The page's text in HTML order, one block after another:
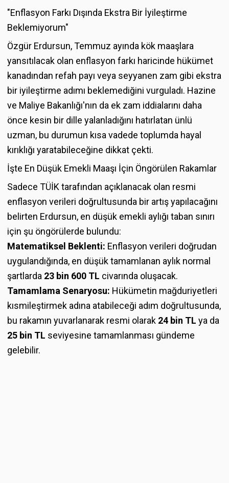
"Enflasyon Farkı Dışında Ekstra Bir İyileştirme
Beklemiyorum"
Özgür Erdursun, Temmuz ayında kök maaşlara
yansıtılacak olan enflasyon farkı haricinde hükümet
kanadından refah payı veya seyyanen zam gibi ekstra
bir iyileştirme adımı beklemediğini vurguladı. Hazine
ve Maliye Bakanlığı'nın da ek zam iddialarını daha
önce kesin bir dille yalanladığını hatırlatan ünlü
uzman, bu durumun kısa vadede toplumda hayal
kırıklığı yaratabileceğine dikkat çekti.
İşte En Düşük Emekli Maaşı İçin Öngörülen Rakamlar
Sadece TÜİK tarafından açıklanacak olan resmi
enflasyon verileri doğrultusunda bir artış yapılacağını
belirten Erdursun, en düşük emekli aylığı taban sınırı
için şu öngörülerde bulundu:
Matematiksel Beklenti: Enflasyon verileri doğrudan
uygulandığında, en düşük tamamlanan aylık normal
şartlarda 23 bin 600 TL civarında oluşacak.
Tamamlama Senaryosu: Hükümetin mağduriyetleri
kısmileştirmek adına atabileceği adım doğrultusunda,
bu rakamın yuvarlanarak resmi olarak 24 bin TL ya da
25 bin TL seviyesine tamamlanması gündeme
gelebilir.